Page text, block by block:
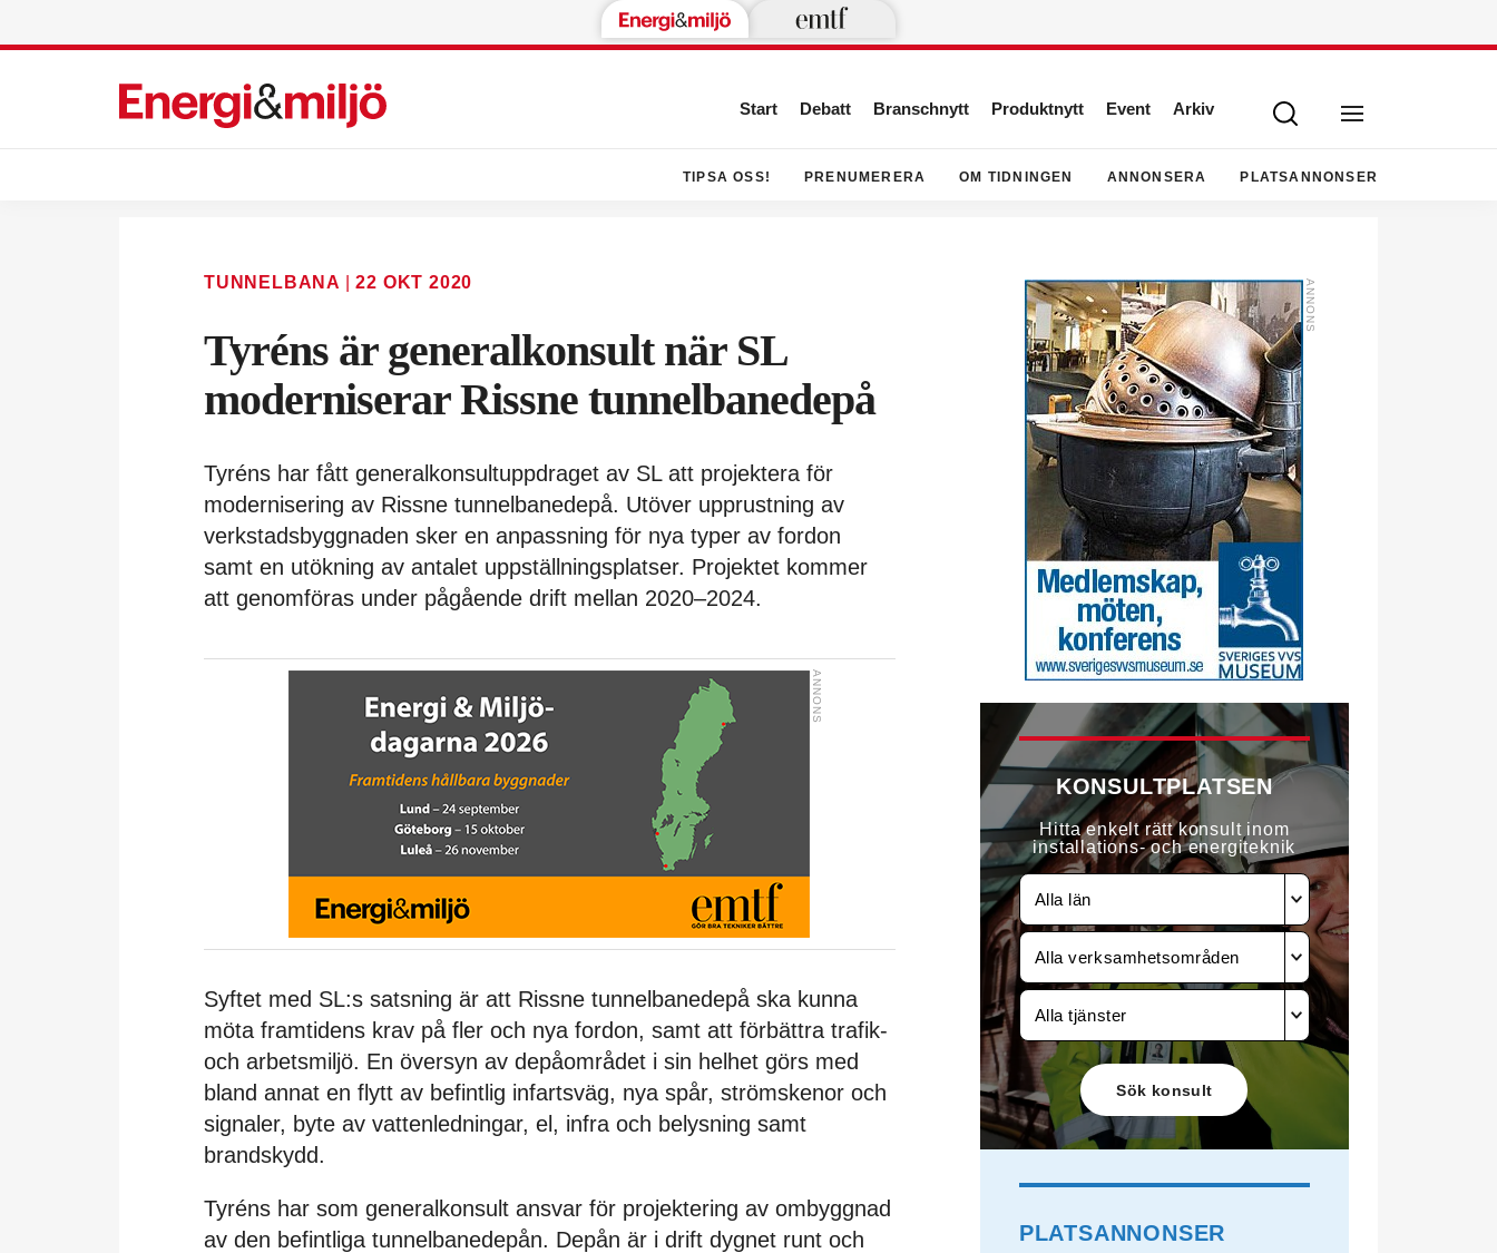
Start Debatt Branschnytt Produktnytt Event Arkiv
TIPSA OSS! PRENUMERERA OM TIDNINGEN ANNONSERA PLATSANNONSER
TUNNELBANA 22 OKT 2020
Tyréns är generalkonsult när SL
moderniserar Rissne tunnelbanedepå
Tyréns har fått generalkonsultuppdraget av SL att projektera för
modernisering av Rissne tunnelbanedepå. Utöver upprustning av
verkstadsbyggnaden sker en anpassning för nya typer av fordon
samt en utökning av antalet uppställningsplatser. Projektet kommer
att genomföras under pågående drift mellan 2020–2024.
Syftet med SL:s satsning är att Rissne tunnelbanedepå ska kunna
möta framtidens krav på fler och nya fordon, samt att förbättra trafik-
och arbetsmiljö. En översyn av depåområdet i sin helhet görs med
bland annat en flytt av befintlig infartsväg, nya spår, strömskenor och
signaler, byte av vattenledningar, el, infra och belysning samt
brandskydd.
Tyréns har som generalkonsult ansvar för projektering av ombyggnad
av den befintliga tunnelbanedepån. Depån är i drift dygnet runt och
KONSULTPLATSEN
Hitta enkelt rätt konsult inom
installations- och energiteknik
Alla län
Alla verksamhetsområden
Alla tjänster
PLATSANNONSER